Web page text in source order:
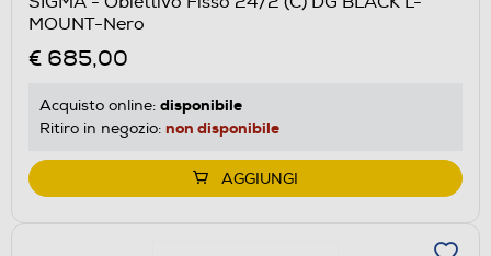
MOUNT-Nero
€ 685,00
Acquisto online: disponibile
Ritiro in negozio: non disponibile
AGGIUNGI